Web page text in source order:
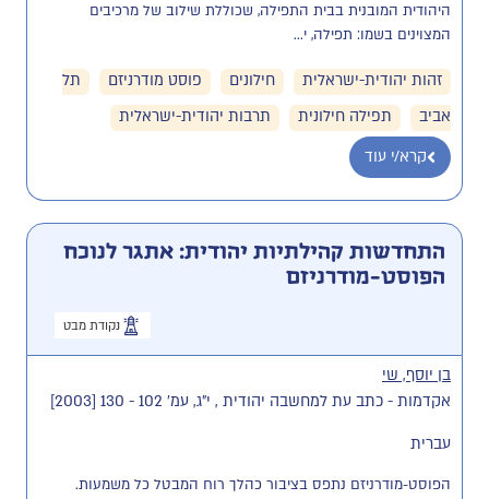
המצוינים בשמו: תפילה, י...
זהות יהודית-ישראלית חילונים פוסט מודרניזם
תל
אביב
תפילה חילונית
תרבות יהודית-ישראלית
קרא/י עוד
התחדשות קהילתיות יהודית: אתגר לנוכח
הפוסט-מודרניזם
נקודת מבט
בן יוסף, שי
אקדמות - כתב עת למחשבה יהודית , י"ג, עמ' 102 - 130 [2003]
עברית
הפוסט-מודרניזם נתפס בציבור כהלך רוח המבטל כל משמעות.